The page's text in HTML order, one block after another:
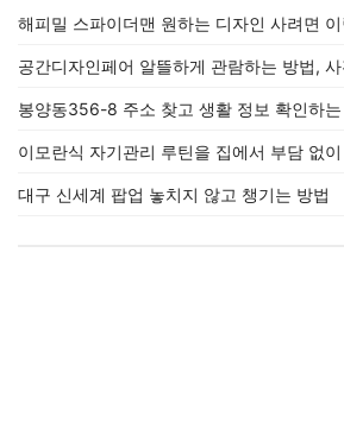
해피밀 스파이더맨 원하는 디자인 사려면
공간디자인페어 알뜰하게 관람하는 방법,
봉양동356-8 주소 찾고 생활 정보 확인하는
이모란식 자기관리 루틴을 집에서 부담 없
대구 신세계 팝업 놓치지 않고 챙기는 방법